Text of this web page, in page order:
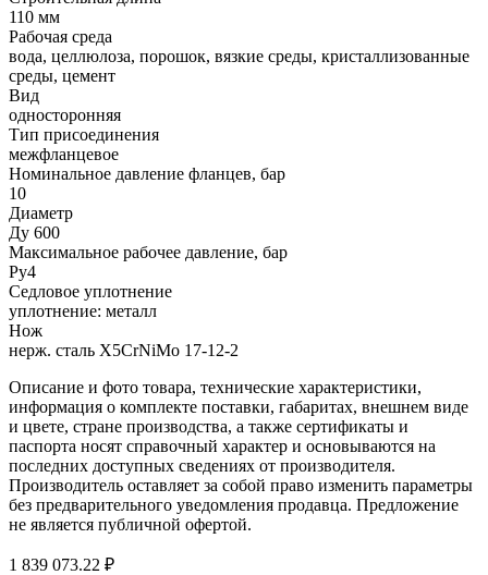
110 мм
Рабочая среда
вода, целлюлоза, порошок, вязкие среды, кристаллизованные
среды, цемент
Вид
односторонняя
Тип присоединения
межфланцевое
Номинальное давление фланцев, бар
10
Диаметр
Ду 600
Максимальное рабочее давление, бар
Ру4
Седловое уплотнение
уплотнение: металл
Нож
нерж. сталь X5CrNiMo 17-12-2
Описание и фото товара, технические характеристики,
информация о комплекте поставки, габаритах, внешнем виде
и цвете, стране производства, а также сертификаты и
паспорта носят справочный характер и основываются на
последних доступных сведениях от производителя.
Производитель оставляет за собой право изменить параметры
без предварительного уведомления продавца. Предложение
не является публичной офертой.
1 839 073.22 ₽